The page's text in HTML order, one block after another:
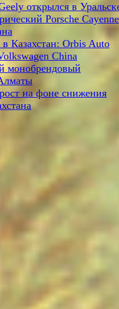
открылся в
Porsche Cayenne
Казахстан: Orbis Auto
China
монобрендовый
на фоне снижения